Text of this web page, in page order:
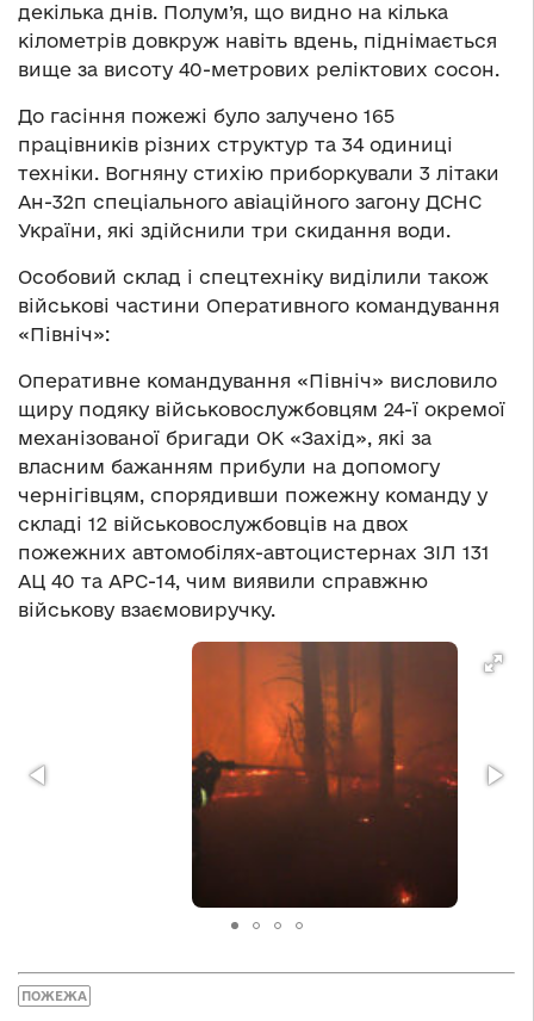
декілька днів. Полум’я, що видно на кілька
кілометрів довкруж навіть вдень, піднімається
вище за висоту 40-метрових реліктових сосон.
До гасіння пожежі було залучено 165
працівників різних структур та 34 одиниці
техніки. Вогняну стихію приборкували 3 літаки
Ан-32п спеціального авіаційного загону ДСНС
України, які здійснили три скидання води.
Особовий склад і спецтехніку виділили також
військові частини Оперативного командування
«Північ»:
Оперативне командування «Північ» висловило
щиру подяку військовослужбовцям 24-ї окремої
механізованої бригади ОК «Захід», які за
власним бажанням прибули на допомогу
чернігівцям, спорядивши пожежну команду у
складі 12 військовослужбовців на двох
пожежних автомобілях-автоцистернах ЗІЛ 131
АЦ 40 та АРС-14, чим виявили справжню
військову взаємовиручку.
ПОЖЕЖА